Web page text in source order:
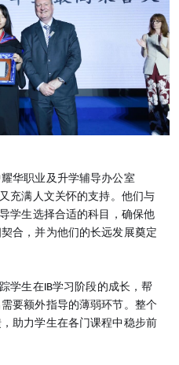
华职业及升学辅导办公室
充满人文关怀的支持。他们与
学生选择合适的科目，确保他
合，并为他们的长远发展奠定
学生在IB学习阶段的成长，帮
要额外指导的薄弱环节。整个
助力学生在各门课程中稳步前